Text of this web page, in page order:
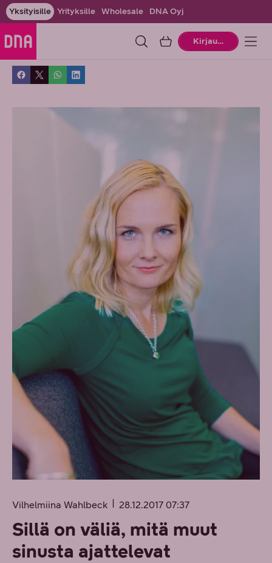
Yksityisille Yrityksille Wholesale DNA Oyj
OstoskoriKirjaudu
Vilhelmiina Wahlbeck 28.12.2017 07:37
Sillä on väliä, mitä muut
sinusta ajattelevat